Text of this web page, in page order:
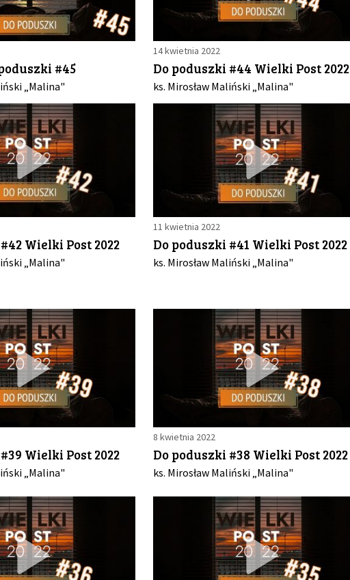
#45
„Malina"
14 kwietnia 2022
Do poduszki #44 Wielki Post 2022
ks. Mirosław Maliński „Malina"
Wielki Post 2022
„Malina"
11 kwietnia 2022
Do poduszki #41 Wielki Post 2022
ks. Mirosław Maliński „Malina"
Wielki Post 2022
„Malina"
8 kwietnia 2022
Do poduszki #38 Wielki Post 2022
ks. Mirosław Maliński „Malina"